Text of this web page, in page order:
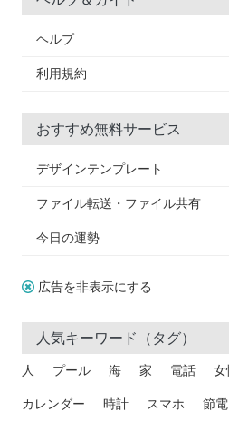
ヘルプ
利用規約
おすすめ無料サービス
デザインテンプレート
ファイル転送・ファイル共有
今日の運勢
広告を非表示にする
人気キーワード（タグ）
人 プール 海 家 電話 女
カレンダー 時計 スマホ 節電